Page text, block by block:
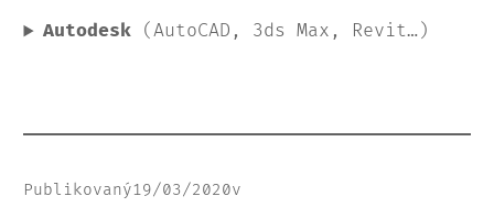
Autodesk(AutoCAD, 3ds Max, Revit…)
Publikovaný19/03/2020v